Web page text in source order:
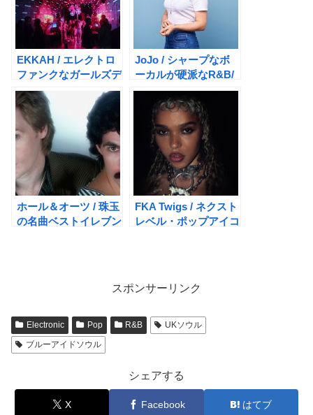
EKKAH / エレクトロ
ファンクなガールズデ
ュオ
JoJo / シャープなボ
ーカルが硬派なR&B/
ポップシンガー
ホール＆オーツ / 珠玉
の名曲ベストイレブン
FKA Twigs / ネクスト
レベル・ポップアイコ
スポンサーリンク
Electronic Pop R&B
UKソウル
ブルーアイドソウル
シェアする
X Facebook はてブ